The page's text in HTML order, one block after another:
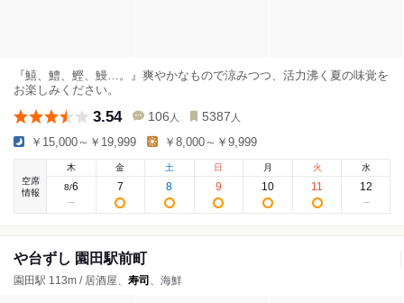
『鱚、鱧、鰹、鰻…。』爽やかなもので涼みつつ、活力沸く夏の味覚を
お楽しみください。
3.54 106 人 5387 人
￥15,000～￥19,999 ￥8,000～￥9,999
空席
情報
木
8/6
金
7
土
8
日
9
月
10
火
11
水
12
や台ずし 園田駅前町
園田駅 113m / 居酒屋、 寿司 、海鮮